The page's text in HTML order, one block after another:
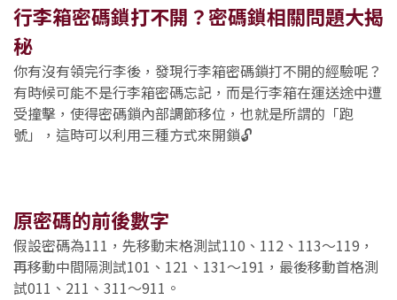
行李箱密碼鎖打不開？密碼鎖相關問題大揭
秘
你有沒有領完行李後，發現行李箱密碼鎖打不開的經驗呢？
有時候可能不是行李箱密碼忘記，而是行李箱在運送途中遭
受撞擊，使得密碼鎖內部調節移位，也就是所謂的「跑
號」，這時可以利用三種方式來開鎖🔓
原密碼的前後數字
假設密碼為111，先移動末格測試110、112、113～119，
再移動中間隔測試101、121、131～191，最後移動首格測
試011、211、311～911。